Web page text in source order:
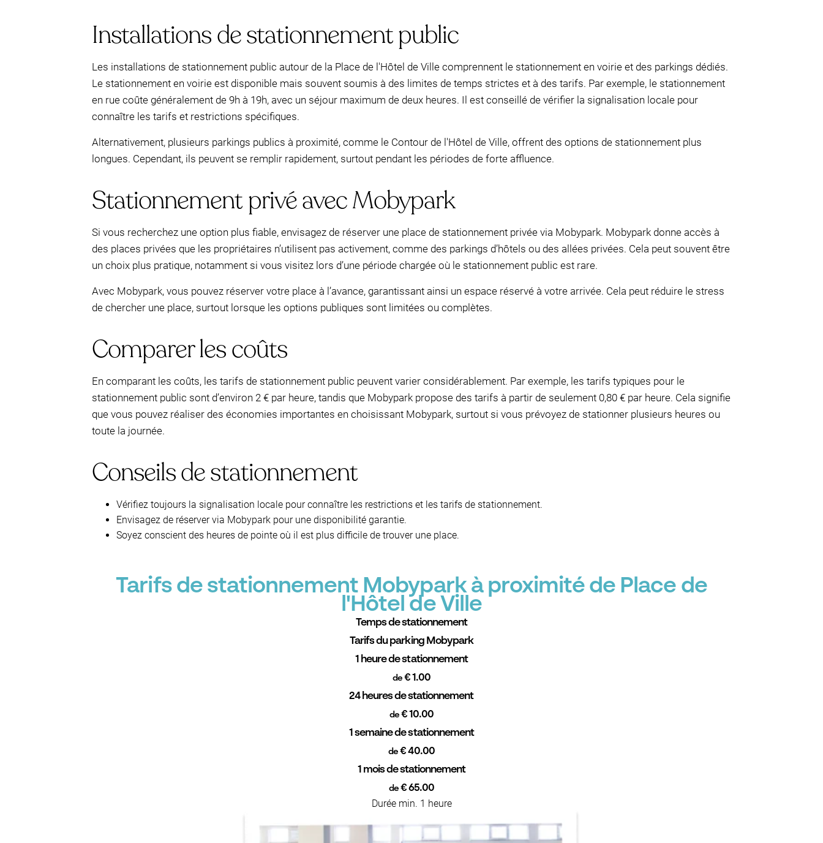
Installations de stationnement public
Les installations de stationnement public autour de la Place de l'Hôtel de Ville comprennent le stationnement en voirie et des parkings dédiés.
Le stationnement en voirie est disponible mais souvent soumis à des limites de temps strictes et à des tarifs. Par exemple, le stationnement
en rue coûte généralement de 9h à 19h, avec un séjour maximum de deux heures. Il est conseillé de vérifier la signalisation locale pour
connaître les tarifs et restrictions spécifiques.
Alternativement, plusieurs parkings publics à proximité, comme le Contour de l'Hôtel de Ville, offrent des options de stationnement plus
longues. Cependant, ils peuvent se remplir rapidement, surtout pendant les périodes de forte affluence.
Stationnement privé avec Mobypark
Si vous recherchez une option plus fiable, envisagez de réserver une place de stationnement privée via Mobypark. Mobypark donne accès à
des places privées que les propriétaires n’utilisent pas activement, comme des parkings d’hôtels ou des allées privées. Cela peut souvent être
un choix plus pratique, notamment si vous visitez lors d’une période chargée où le stationnement public est rare.
Avec Mobypark, vous pouvez réserver votre place à l’avance, garantissant ainsi un espace réservé à votre arrivée. Cela peut réduire le stress
de chercher une place, surtout lorsque les options publiques sont limitées ou complètes.
Comparer les coûts
En comparant les coûts, les tarifs de stationnement public peuvent varier considérablement. Par exemple, les tarifs typiques pour le
stationnement public sont d’environ 2 € par heure, tandis que Mobypark propose des tarifs à partir de seulement 0,80 € par heure. Cela signifie
que vous pouvez réaliser des économies importantes en choisissant Mobypark, surtout si vous prévoyez de stationner plusieurs heures ou
toute la journée.
Conseils de stationnement
Vérifiez toujours la signalisation locale pour connaître les restrictions et les tarifs de stationnement.
Envisagez de réserver via Mobypark pour une disponibilité garantie.
Soyez conscient des heures de pointe où il est plus difficile de trouver une place.
Tarifs de stationnement Mobypark à proximité de Place de
l'Hôtel de Ville
Temps de stationnement
Tarifs du parking Mobypark
1 heure de stationnement
de€ 1.00
24 heures de stationnement
de€ 10.00
1 semaine de stationnement
de € 40.00
1 mois de stationnement
de€ 65.00
Durée min. 1 heure